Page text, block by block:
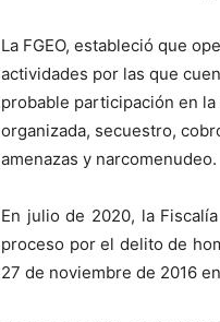
La FGEO, estableció que
actividades por las que
probable participación en
organizada, secuestro,
amenazas y narcomenudeo.
En julio de 2020, la
proceso por el delito de
27 de noviembre de 2016